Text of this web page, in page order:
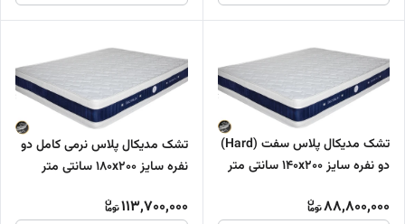
تشک مدیکال پلاس سفت (Hard)
دو نفره سایز 140x200 سانتی متر
بدون فنر)
88,800,000
تشک مدیکال پلاس نرمی کامل دو
نفره سایز 180x200 سانتی متر
بدون فنر)
113,700,000